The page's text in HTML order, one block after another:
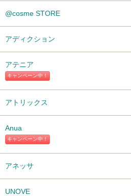
@cosme STORE
アディクション
キャンペーン中！
アテニア
アトリックス
キャンペーン中！
Anua
アネッサ
UNOVE